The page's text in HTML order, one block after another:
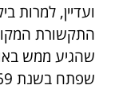
ועדיין, למרות
התקשורת
שהגיע ממש